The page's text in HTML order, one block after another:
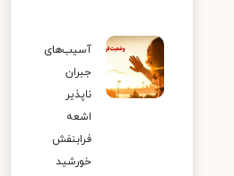
آسیب‌های
جبران
ناپذیر
اشعه
فرابنفش
خورشید